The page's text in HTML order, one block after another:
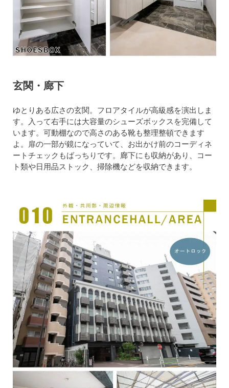
玄関・廊下
ゆとりある広さの玄関。フロアタイルが高級感を演出しま
す。入って右手には大容量のシューズボックスを完備して
います。可動棚なので高さのある靴も整理整頓できます
よ。扉の一部が鏡になっていて、お出かけ前のコーディネ
ートチェックもばっちりです。廊下にも収納があり、コー
ト類や日用品ストック、掃除機などを収納できます。